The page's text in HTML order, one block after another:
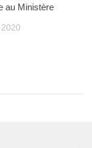
au Ministère